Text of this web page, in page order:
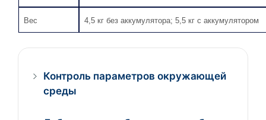
Вес 4,5 кг без аккумулятора; 5,5 кг с аккумулятором
Контроль параметров окружающей
среды